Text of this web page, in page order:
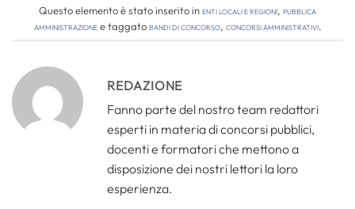
Questo elemento è stato inserito inEnti locali e regioni, Pubblica
amministrazionee taggatobandi di concorso, concorsi amministrativi.
REDAZIONE
Fanno parte del nostro team redattori
esperti in materia di concorsi pubblici,
docenti e formatori che mettono a
disposizione dei nostri lettori la loro
esperienza.